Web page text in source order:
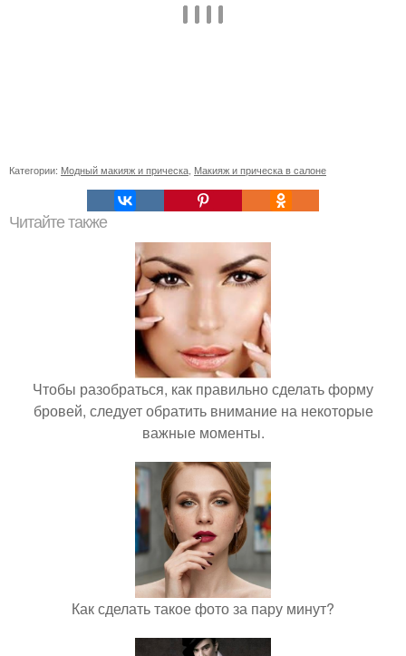
Категории: Модный макияж и прическа Макияж и прическа в салоне
Читайте также
Чтобы разобраться, как правильно сделать форму
бровей, следует обратить внимание на некоторые
важные моменты.
Как сделать такое фото за пару минут?